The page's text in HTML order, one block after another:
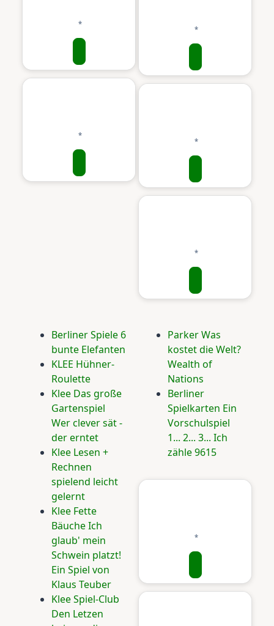
Berliner Spiele 6
bunte Elefanten
KLEE Hühner-
Roulette
Klee Das große
Gartenspiel
Wer clever sät -
der erntet
Klee Lesen +
Rechnen
spielend leicht
gelernt
Klee Fette
Bäuche Ich
glaub' mein
Schwein platzt!
Ein Spiel von
Klaus Teuber
Klee Spiel-Club
Den Letzen
Parker Was
kostet die Welt?
Wealth of
Nations
Berliner
Spielkarten Ein
Vorschulspiel
1... 2... 3... Ich
zähle 9615